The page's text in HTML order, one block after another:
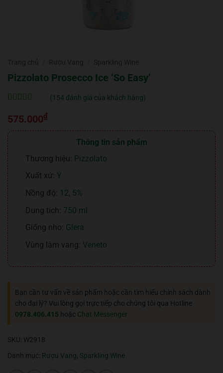
Pizzolato Prosecco Ice ‘So Easy’
trênđánh
giá
(154 đánh giá của khách hàng)
575.000₫
Thông tin sản phẩm
Thương hiệu: Pizzolato
Xuất xứ: Ý
Nồng độ: 12, 5%
Dung tích: 750 ml
Giống nho: Glera
Vùng làm vang: Veneto
Bạn cần tư vấn về sản phẩm hoặc cần tìm hiểu chính sách dành
cho đại lý? Vui lòng gọi trực tiếp cho chúng tôi qua Hotline
0978.406.415 hoặc Chat Messenger
SKU: W2918
Danh mục: Rượu Vang, Sparkling Wine